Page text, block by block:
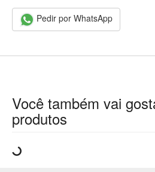
Pedir por WhatsApp
Você também vai
produtos